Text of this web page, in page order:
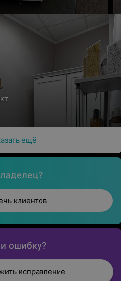
ещё
клиентов
ошибку?
исправление